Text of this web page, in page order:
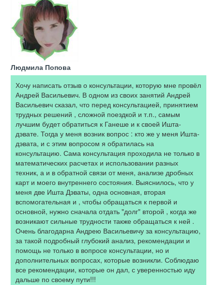
Людмила Попова
Хочу написать отзыв о консультации, которую мне провёл
Андрей Васильевич. В одном из своих занятий Андрей
Васильевич сказал, что перед консультацией, принятием
трудных решений , сложной поездкой и т.п., самым
лучшим будет обратиться к Ганеше и к своей Ишта-
дэвате. Тогда у меня возник вопрос : кто же у меня Ишта-
дэвата, и с этим вопросом я обратилась на
консультацию. Сама консультация проходила не только в
математических расчетах и использовании разных
техник, а и в обратной связи от меня, анализе дробных
карт и моего внутреннего состояния. Выяснилось, что у
меня две Ишта Дэваты, одна основная, вторая
вспомогательная и , чтобы обращаться к первой и
основной, нужно сначала отдать "долг" второй , когда же
возникают сильные трудности также обращаться к ней .
Очень благодарна Андрею Васильевичу за консультацию,
за такой подробный глубокий анализ, рекомендации и
помощь не только в вопросе консультации, но и
дополнительных вопросах, которые возникли. Соблюдаю
все рекомендации, которые он дал, с уверенностью иду
дальше по своему пути!!!